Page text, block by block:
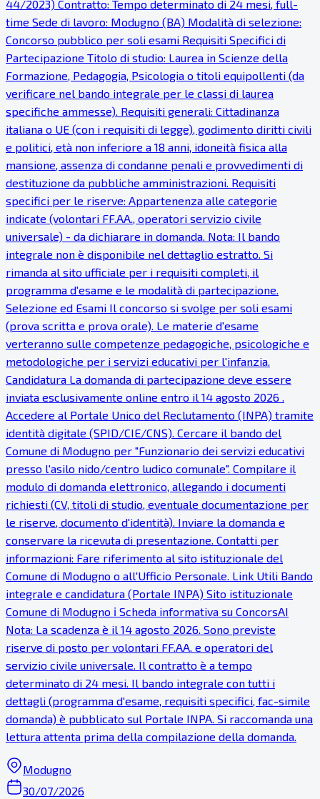
44/2023) Contratto: Tempo determinato di 24 mesi, full-
time Sede di lavoro: Modugno (BA) Modalità di selezione:
Concorso pubblico per soli esami Requisiti Specifici di
Partecipazione Titolo di studio: Laurea in Scienze della
Formazione, Pedagogia, Psicologia o titoli equipollenti (da
verificare nel bando integrale per le classi di laurea
specifiche ammesse). Requisiti generali: Cittadinanza
italiana o UE (con i requisiti di legge), godimento diritti civili
e politici, età non inferiore a 18 anni, idoneità fisica alla
mansione, assenza di condanne penali e provvedimenti di
destituzione da pubbliche amministrazioni. Requisiti
specifici per le riserve: Appartenenza alle categorie
indicate (volontari FF.AA., operatori servizio civile
universale) - da dichiarare in domanda. Nota: Il bando
integrale non è disponibile nel dettaglio estratto. Si
rimanda al sito ufficiale per i requisiti completi, il
programma d'esame e le modalità di partecipazione.
Selezione ed Esami Il concorso si svolge per soli esami
(prova scritta e prova orale). Le materie d'esame
verteranno sulle competenze pedagogiche, psicologiche e
metodologiche per i servizi educativi per l'infanzia.
Candidatura La domanda di partecipazione deve essere
inviata esclusivamente online entro il 14 agosto 2026 .
Accedere al Portale Unico del Reclutamento (INPA) tramite
identità digitale (SPID/CIE/CNS). Cercare il bando del
Comune di Modugno per "Funzionario dei servizi educativi
presso l'asilo nido/centro ludico comunale". Compilare il
modulo di domanda elettronico, allegando i documenti
richiesti (CV, titoli di studio, eventuale documentazione per
le riserve, documento d'identità). Inviare la domanda e
conservare la ricevuta di presentazione. Contatti per
informazioni: Fare riferimento al sito istituzionale del
Comune di Modugno o all'Ufficio Personale. Link Utili Bando
integrale e candidatura (Portale INPA) Sito istituzionale
Comune di Modugno ℹ Scheda informativa su ConcorsAI
Nota: La scadenza è il 14 agosto 2026. Sono previste
riserve di posto per volontari FF.AA. e operatori del
servizio civile universale. Il contratto è a tempo
determinato di 24 mesi. Il bando integrale con tutti i
dettagli (programma d'esame, requisiti specifici, fac-simile
domanda) è pubblicato sul Portale INPA. Si raccomanda una
lettura attenta prima della compilazione della domanda.
Modugno
30/07/2026